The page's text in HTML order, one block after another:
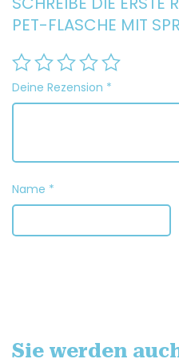
PET-FLASCHE MIT
Deine Rezension *
Name *
Sie werden